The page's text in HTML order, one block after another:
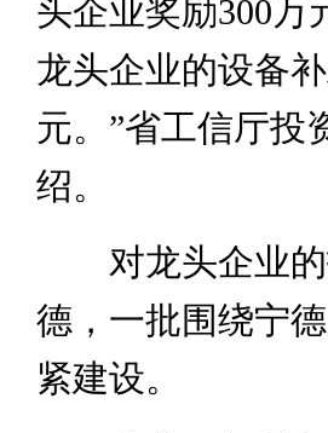
头企业奖励300万
龙头企业的设备
元。”省工信厅投
绍。
对龙头企业的
德，一批围绕宁
紧建设。